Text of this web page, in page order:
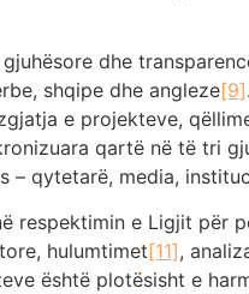
dhe
shqipe dhe angleze[9]
e projekteve,
qartë në të tri
qytetarë, media,
respektimin e Ligjit për
hulumtimet[11],
është plotësisht e